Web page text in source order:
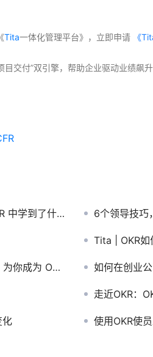
Tita一体化管理平台》，立即申请 《
交付”双引擎，帮助企业驱动业绩飙
学到了什么 6个领导技巧
Tita | OKR如
教练助力。 如何在创业
走近OKR：
化 使用OKR使